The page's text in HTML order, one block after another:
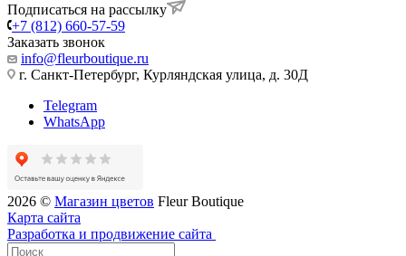
Подписаться на рассылку
+7 (812) 660-57-59
Заказать звонок
info@fleurboutique.ru
г. Санкт-Петербург, Курляндская улица, д. 30Д
Telegram
WhatsApp
2026 © Магазин цветов Fleur Boutique
Карта сайта
Разработка и продвижение сайта